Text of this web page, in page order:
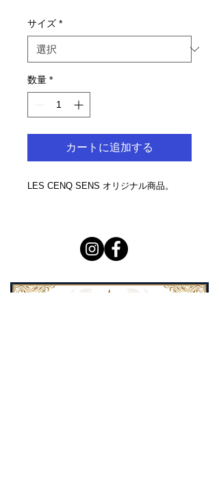
サイズ *
数量 *
カートに追加する
LES CENQ SENS オリジナル商品。